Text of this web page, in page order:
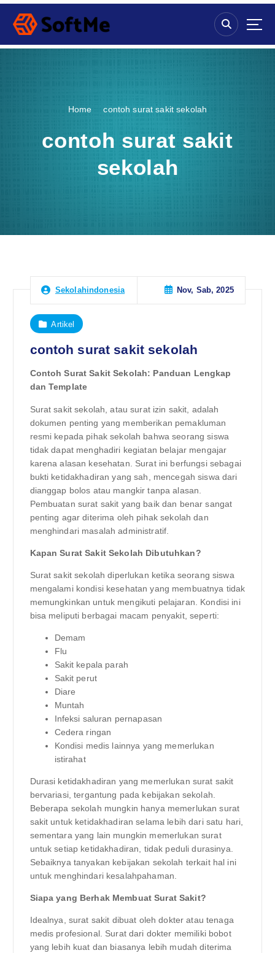
S
p
Home contoh surat sakit sekolah
contoh surat sakit
sekolah
Sekolahindonesia Nov, Sab, 2025
Artikel
contoh surat sakit sekolah
Contoh Surat Sakit Sekolah: Panduan Lengkap
dan Template
Surat sakit sekolah, atau surat izin sakit, adalah
dokumen penting yang memberikan pemakluman
resmi kepada pihak sekolah bahwa seorang siswa
tidak dapat menghadiri kegiatan belajar mengajar
karena alasan kesehatan. Surat ini berfungsi sebagai
bukti ketidakhadiran yang sah, mencegah siswa dari
dianggap bolos atau mangkir tanpa alasan.
Pembuatan surat sakit yang baik dan benar sangat
penting agar diterima oleh pihak sekolah dan
menghindari masalah administratif.
Kapan Surat Sakit Sekolah Dibutuhkan?
Surat sakit sekolah diperlukan ketika seorang siswa
mengalami kondisi kesehatan yang membuatnya tidak
memungkinkan untuk mengikuti pelajaran. Kondisi ini
bisa meliputi berbagai macam penyakit, seperti:
Demam
Flu
Sakit kepala parah
Sakit perut
Diare
Muntah
Infeksi saluran pernapasan
Cedera ringan
Kondisi medis lainnya yang memerlukan
istirahat
Durasi ketidakhadiran yang memerlukan surat sakit
bervariasi, tergantung pada kebijakan sekolah.
Beberapa sekolah mungkin hanya memerlukan surat
sakit untuk ketidakhadiran selama lebih dari satu hari,
sementara yang lain mungkin memerlukan surat
untuk setiap ketidakhadiran, tidak peduli durasinya.
Sebaiknya tanyakan kebijakan sekolah terkait hal ini
untuk menghindari kesalahpahaman.
Siapa yang Berhak Membuat Surat Sakit?
Idealnya, surat sakit dibuat oleh dokter atau tenaga
medis profesional. Surat dari dokter memiliki bobot
yang lebih kuat dan biasanya lebih mudah diterima